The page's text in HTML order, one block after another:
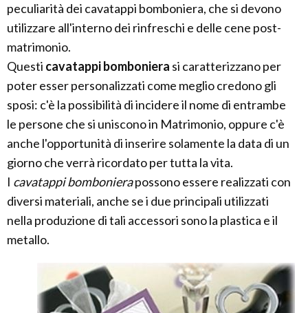
peculiarità dei cavatappi bomboniera, che si devono
utilizzare all'interno dei rinfreschi e delle cene post-
matrimonio.
Questi cavatappi bomboniera si caratterizzano per
poter esser personalizzati come meglio credono gli
sposi: c'è la possibilità di incidere il nome di entrambe
le persone che si uniscono in Matrimonio, oppure c'è
anche l'opportunità di inserire solamente la data di un
giorno che verrà ricordato per tutta la vita.
I cavatappi bombonierapossono essere realizzati con
diversi materiali, anche se i due principali utilizzati
nella produzione di tali accessori sono la plastica e il
metallo.